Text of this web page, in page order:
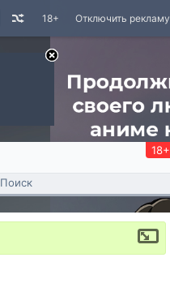
Отключить рекламу
18+
18+
Поиск